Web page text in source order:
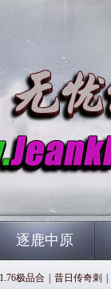
逐鹿中原
1.76极品合 昔日传奇刺